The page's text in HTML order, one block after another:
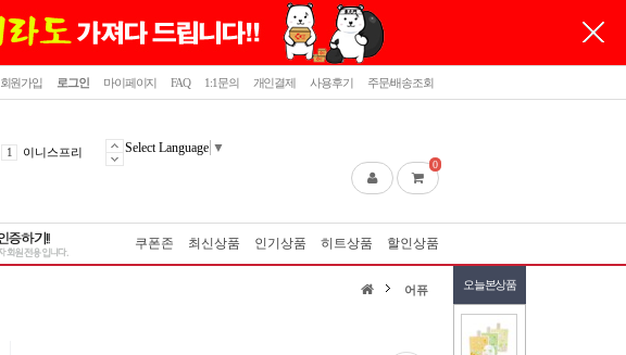
닫기
회원가입 로그인 마이페이지 FAQ 1:1문의 개인결제 사용후기 주문/배송조회
2
5 라네즈
Select Language ▼
0
쿠폰존 최신상품 인기상품 히트상품 할인상품
오늘본상품
어퓨